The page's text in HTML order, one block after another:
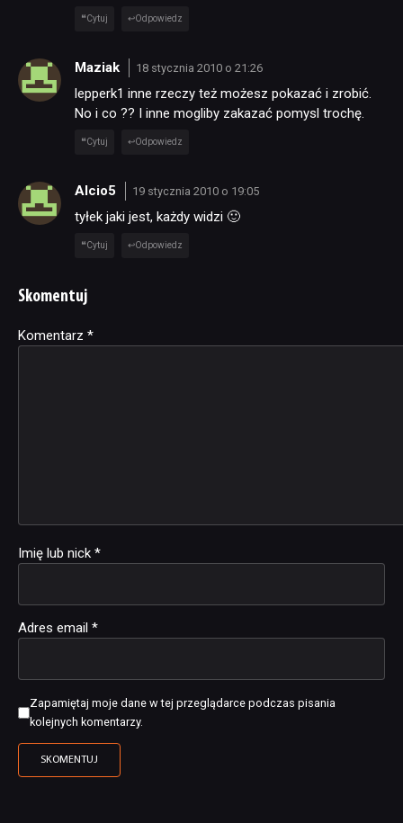
Cytuj Odpowiedz
Maziak 18 stycznia 2010 o 21:26
lepperk1 inne rzeczy też możesz pokazać i zrobić.
No i co ?? I inne mogliby zakazać pomysl trochę.
Cytuj Odpowiedz
Alcio5 19 stycznia 2010 o 19:05
tyłek jaki jest, każdy widzi 🙂
Cytuj Odpowiedz
Skomentuj
Komentarz *
Imię lub nick *
Adres email *
Zapamiętaj moje dane w tej przeglądarce podczas pisania
kolejnych komentarzy.
Alternative: